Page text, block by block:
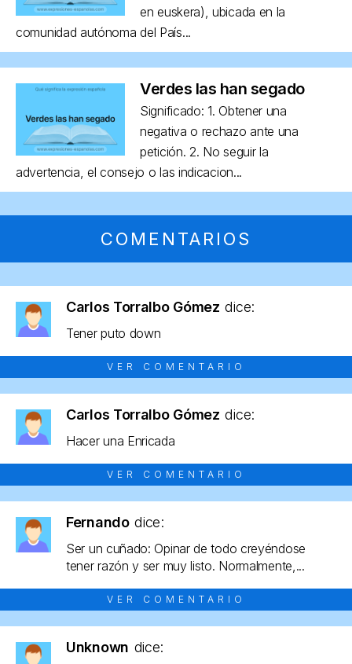
en euskera), ubicada en la
comunidad autónoma del País...
Verdes las han segado
Significado: 1. Obtener una
negativa o rechazo ante una
petición. 2. No seguir la
advertencia, el consejo o las indicacion...
COMENTARIOS
Carlos Torralbo Gómez dice:
Tener puto down
VER COMENTARIO
Carlos Torralbo Gómez dice:
Hacer una Enricada
VER COMENTARIO
Fernando dice:
Ser un cuñado: Opinar de todo creyéndose
tener razón y ser muy listo. Normalmente,...
VER COMENTARIO
Unknown dice: